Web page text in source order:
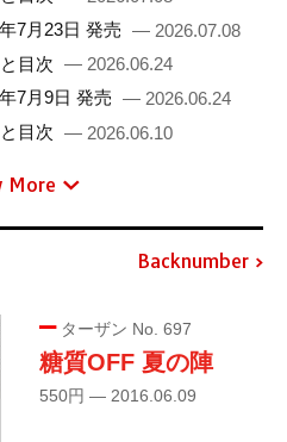
7月23日 発売 — 2026.07.08
目次 — 2026.06.24
7月9日 発売 — 2026.06.24
目次 — 2026.06.10
More
Backnumber
ターザン No. 697
糖質OFF 夏の陣
550円 — 2016.06.09